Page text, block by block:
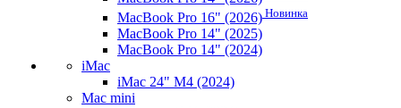
MacBook Pro 16" (2026) Новинка
MacBook Pro 14" (2025)
MacBook Pro 14" (2024)
iMac
iMac 24" M4 (2024)
Mac mini